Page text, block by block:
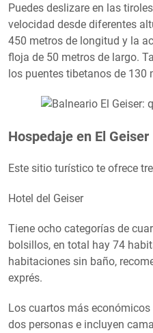
Puedes deslizare en las
velocidad desde diferentes
450 metros de longitud y la
floja de 50 metros de largo.
los puentes tibetanos de 130
Hospedaje en El Geiser
Este sitio turístico te ofrece
Hotel del Geiser
Tiene ocho categorías de
bolsillos, en total hay 74
habitaciones sin baño,
exprés.
Los cuartos más
dos personas e incluyen